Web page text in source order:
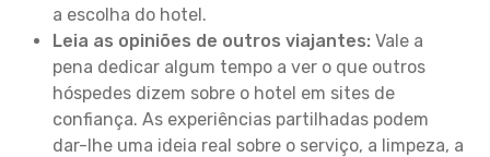
a escolha do hotel.
Leia as opiniões de outros viajantes: Vale a
pena dedicar algum tempo a ver o que outros
hóspedes dizem sobre o hotel em sites de
confiança. As experiências partilhadas podem
dar-lhe uma ideia real sobre o serviço, a limpeza, a